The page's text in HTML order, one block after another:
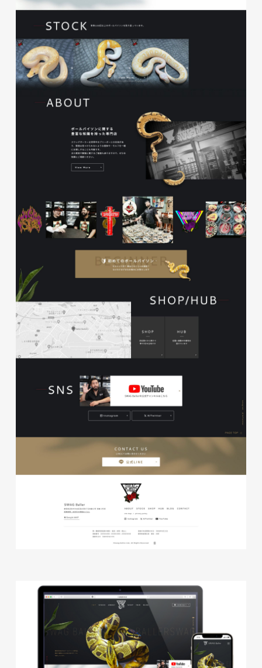
印刷物
印刷物
#公共・行政・団体
#磐田
#チラシ
株式会社ベストブラス様 EC
サイト制作
ECサイト